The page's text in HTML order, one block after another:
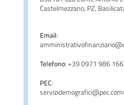
Castelmezzano, PZ,
Email:
Telefono: +39 0971 986 166
PEC: